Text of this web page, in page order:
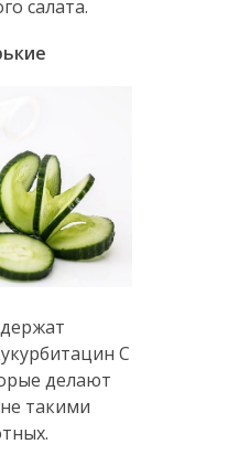
салата.
С
делают
такими